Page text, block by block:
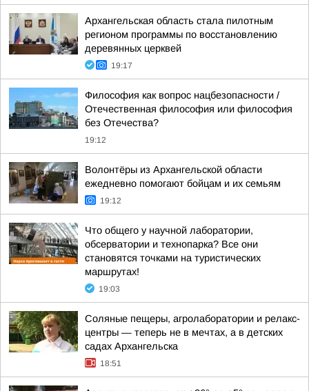
Архангельская область стала пилотным
регионом программы по восстановлению
деревянных церквей
19:17
Философия как вопрос нацбезопасности /
Отечественная философия или философия
без Отечества?
19:12
Волонтёры из Архангельской области
ежедневно помогают бойцам и их семьям
19:12
Что общего у научной лаборатории,
обсерватории и технопарка? Все они
становятся точками на туристических
маршрутах!
19:03
Соляные пещеры, агролаборатории и релакс-
центры — теперь не в мечтах, а в детских
садах Архангельска
18:51